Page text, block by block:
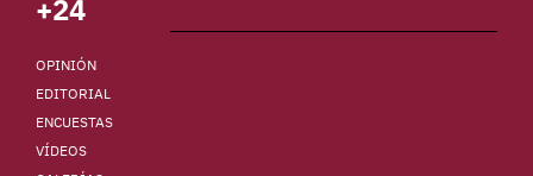
+24
OPINIÓN
EDITORIAL
ENCUESTAS
VÍDEOS